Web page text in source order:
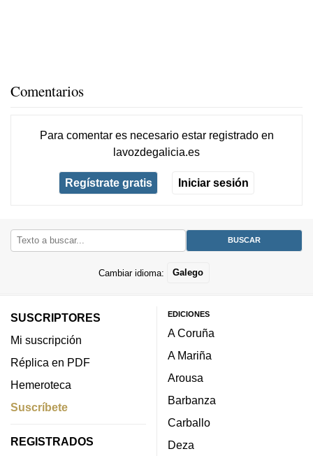
Comentarios
Para comentar es necesario estar registradoen
lavozdegalicia.es
Regístrate gratis Iniciar sesión
Cambiar idioma: Galego
SUSCRIPTORES
Mi suscripción
Réplica en PDF
Hemeroteca
Suscríbete
REGISTRADOS
EDICIONES
A Coruña
A Mariña
Arousa
Barbanza
Carballo
Deza